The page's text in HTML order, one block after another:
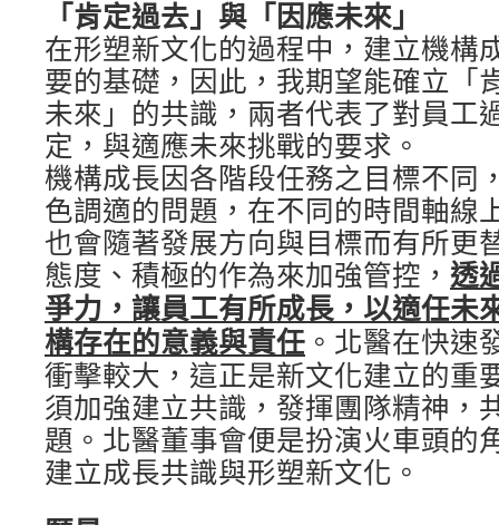
「肯定過去」與「因應未來」
在形塑新文化的過程中，建立機構
要的基礎，因此，我期望能確立「
未來」的共識，兩者代表了對員工
定，與適應未來挑戰的要求。
機構成長因各階段任務之目標不同
色調適的問題，在不同的時間軸線
也會隨著發展方向與目標而有所更
態度、積極的作為來加強管控， 透
爭力，讓員工有所成長，以適任未
構存在的意義與責任 。北醫在快速
衝擊較大，這正是新文化建立的重
須加強建立共識，發揮團隊精神，
題。北醫董事會便是扮演火車頭的
建立成長共識與形塑新文化。